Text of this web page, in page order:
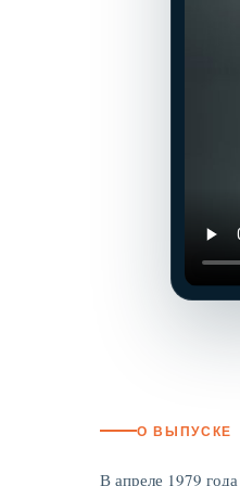
О ВЫПУСКЕ
В апреле 1979